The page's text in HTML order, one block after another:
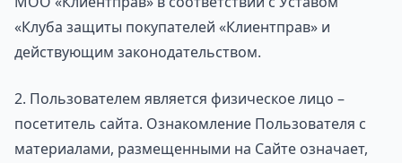
«Клуба защиты покупателей «Клиентправ» и
действующим законодательством.
2. Пользователем является физическое лицо –
посетитель сайта. Ознакомление Пользователя с
материалами, размещенными на Сайте означает,